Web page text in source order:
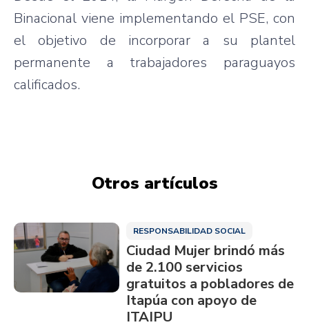
Binacional viene implementando el PSE, con
el objetivo de incorporar a su plantel
permanente a trabajadores paraguayos
calificados.
Otros artículos
RESPONSABILIDAD SOCIAL
Ciudad Mujer brindó más
de 2.100 servicios
gratuitos a pobladores de
Itapúa con apoyo de
ITAIPU